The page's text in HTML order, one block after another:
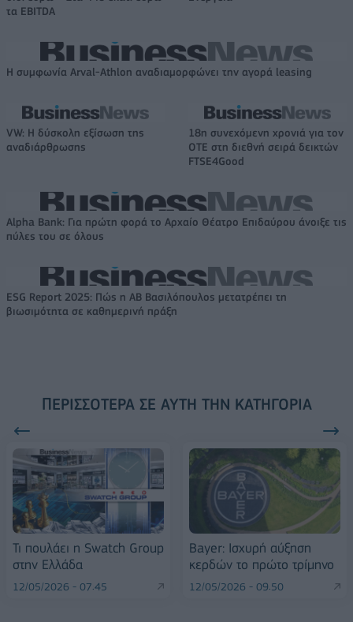
τα EBITDA
Η συμφωνία Arval-Athlon αναδιαμορφώνει την αγορά leasing
VW: Η δύσκολη εξίσωση της
αναδιάρθρωσης
18η συνεχόμενη χρονιά για τον
ΟΤΕ στη διεθνή σειρά δεικτών
FTSE4Good
Alpha Bank: Για πρώτη φορά το Αρχαίο Θέατρο Επιδαύρου άνοιξε τις
πύλες του σε όλους
ESG Report 2025: Πώς η ΑΒ Βασιλόπουλος μετατρέπει τη
βιωσιμότητα σε καθημερινή πράξη
ΠΕΡΙΣΣΌΤΕΡΑ ΣΕ ΑΥΤΉ ΤΗΝ ΚΑΤΗΓΟΡΊΑ
Τι πουλάει η Swatch Group
στην Ελλάδα
12/05/2026 - 07:45
Bayer: Ισχυρή αύξηση
κερδών το πρώτο τρίμηνο
12/05/2026 - 09:50